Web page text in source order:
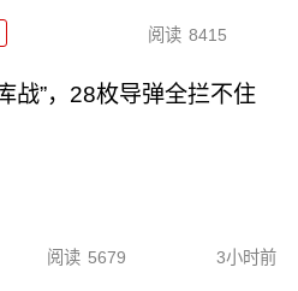
阅读 8415
战”，28枚导弹全拦不住
阅读 5679 3小时前